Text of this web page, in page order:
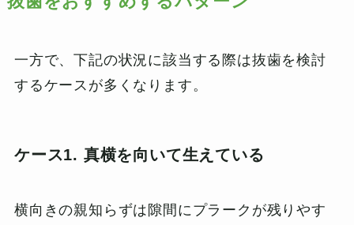
一方で、下記の状況に該当する際は抜歯を検討
するケースが多くなります。
ケース1. 真横を向いて生えている
横向きの親知らずは隙間にプラークが残りやす